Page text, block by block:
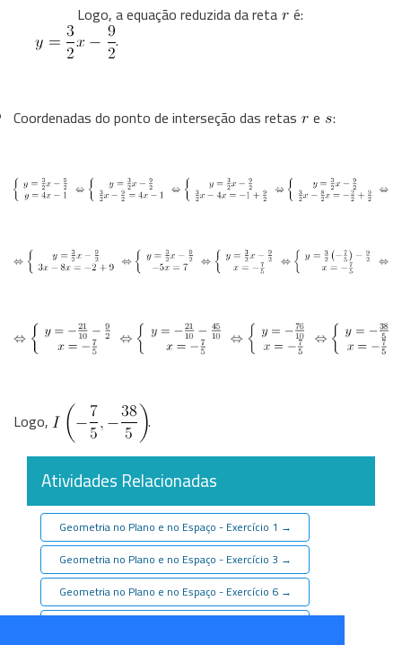
Logo, a equação reduzida da reta é:
.
Coordenadas do ponto de interseção das retas e :
Logo, .
Atividades Relacionadas
Geometria no Plano e no Espaço - Exercício 1 →
Geometria no Plano e no Espaço - Exercício 3 →
Geometria no Plano e no Espaço - Exercício 6 →